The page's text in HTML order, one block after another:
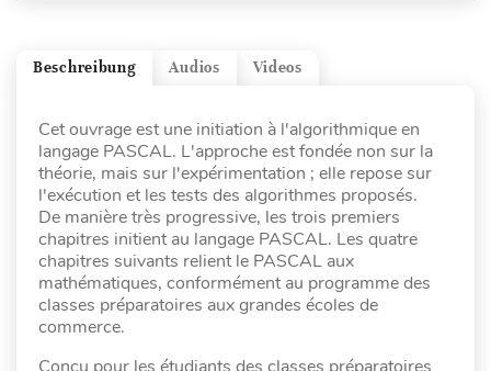
Videos
Audios
Beschreibung
Cet ouvrage est une initiation à l'algorithmique en
langage PASCAL. L'approche est fondée non sur la
théorie, mais sur l'expérimentation ; elle repose sur
l'exécution et les tests des algorithmes proposés.
De manière très progressive, les trois premiers
chapitres initient au langage PASCAL. Les quatre
chapitres suivants relient le PASCAL aux
mathématiques, conformément au programme des
classes préparatoires aux grandes écoles de
commerce.
Conçu pour les étudiants des classes préparatoires